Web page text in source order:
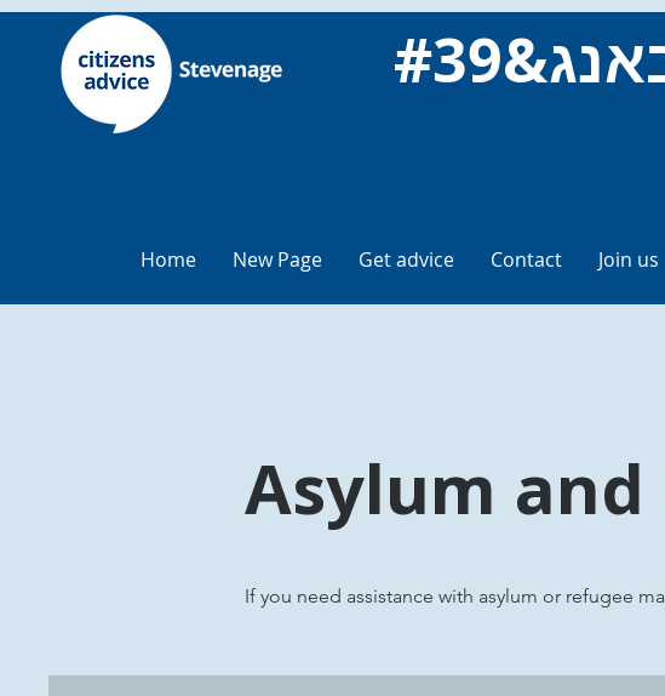
Home New Page Get advice Contact Join us
Asylum and
If you need assistance with asylum or refugee